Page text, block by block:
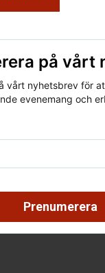
på vårt
vårt nyhetsbrev för
evenemang och
Prenumerera